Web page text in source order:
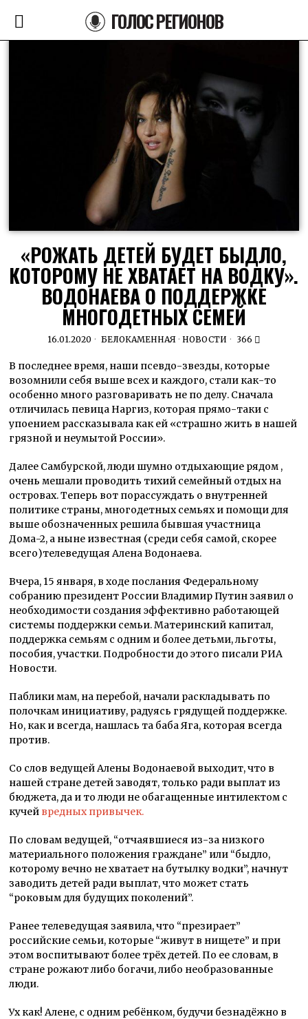
ГОЛОС РЕГИОНОВ
«РОЖАТЬ ДЕТЕЙ БУДЕТ БЫДЛО,
КОТОРОМУ НЕ ХВАТАЕТ НА ВОДКУ».
ВОДОНАЕВА О ПОДДЕРЖКЕ
МНОГОДЕТНЫХ СЕМЕЙ
16.01.2020 БЕЛОКАМЕННАЯ · НОВОСТИ 366
В последнее время, наши псевдо-звезды, которые
возомнили себя выше всех и каждого, стали как-то
особенно много разговаривать не по делу. Сначала
отличилась певица Наргиз, которая прямо-таки с
упоением рассказывала как ей «страшно жить в нашей
грязной и неумытой России».
Далее Самбурской, люди шумно отдыхающие рядом ,
очень мешали проводить тихий семейный отдых на
островах. Теперь вот порассуждать о внутренней
политике страны, многодетных семьях и помощи для
выше обозначенных решила бывшая участница
Дома-2, а ныне известная (среди себя самой, скорее
всего)телеведущая Алена Водонаева.
Вчера, 15 января, в ходе послания Федеральному
собранию президент России Владимир Путин заявил о
необходимости создания эффективно работающей
системы поддержки семьи. Материнский капитал,
поддержка семьям с одним и более детьми, льготы,
пособия, участки. Подробности до этого писали РИА
Новости.
Паблики мам, на перебой, начали раскладывать по
полочкам инициативу, радуясь грядущей поддержке.
Но, как и всегда, нашлась та баба Яга, которая всегда
против.
Со слов ведущей Алены Водонаевой выходит, что в
нашей стране детей заводят, только ради выплат из
бюджета, да и то люди не обагащенные интилектом с
кучей вредных привычек.
По словам ведущей, “отчаявшиеся из-за низкого
материального положения граждане” или “быдло,
которому вечно не хватает на бутылку водки”, начнут
заводить детей ради выплат, что может стать
“роковым для будущих поколений”.
Ранее телеведущая заявила, что “презирает”
российские семьи, которые “живут в нищете” и при
этом воспитывают более трёх детей. По ее словам, в
стране рожают либо богачи, либо необразованные
люди.
Ух как! Алене, с одним ребёнком, будучи безнадёжно в